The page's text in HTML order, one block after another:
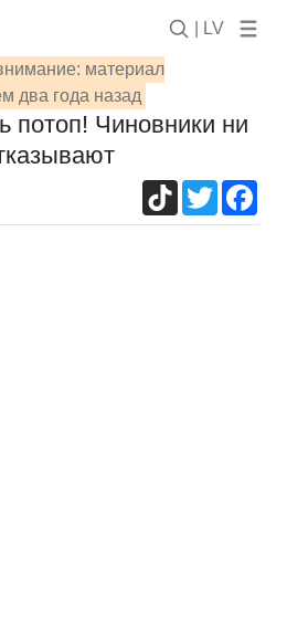
| LV
материал
два года назад
потоп! Чиновники ни
TikTokTwitter